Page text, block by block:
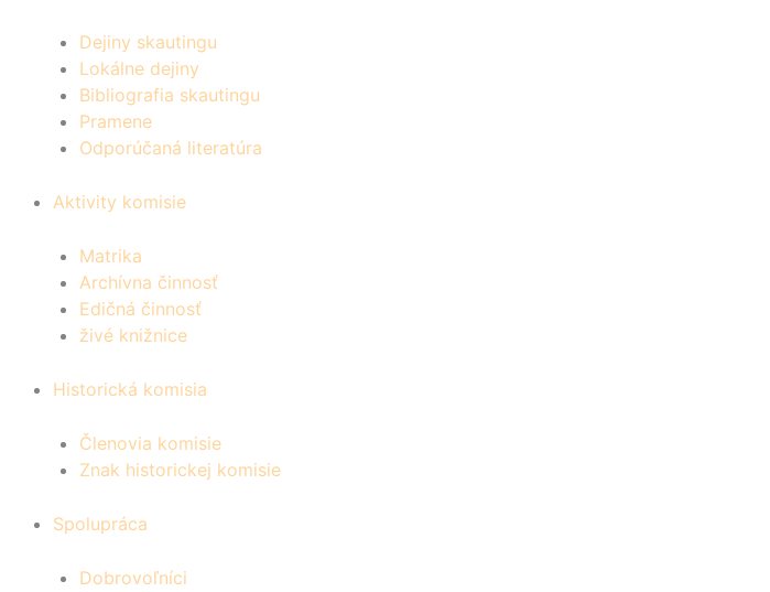
Dejiny skautingu
Lokálne dejiny
Bibliografia skautingu
Pramene
Odporúčaná literatúra
Aktivity komisie
Matrika
Archívna činnosť
Edičná činnosť
živé knižnice
Historická komisia
Členovia komisie
Znak historickej komisie
Spolupráca
Dobrovoľníci